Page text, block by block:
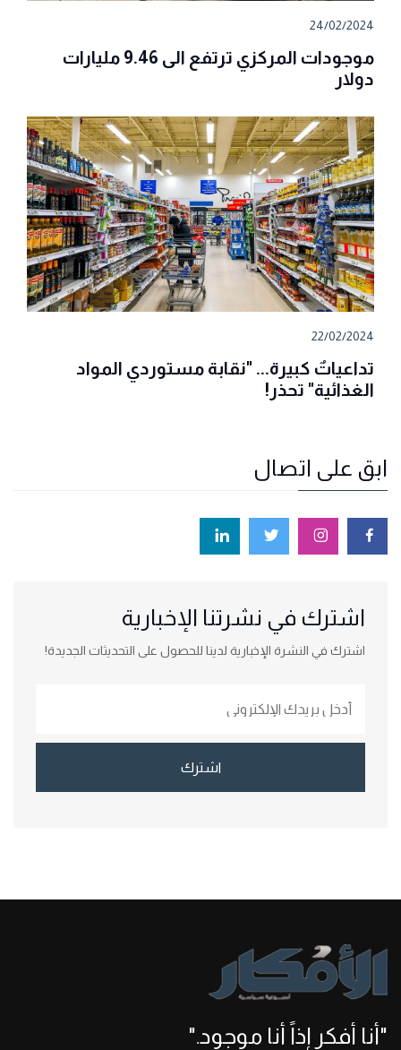
24/02/2024
موجودات المركزي ترتفع الى 9.46 مليارات
دولار
22/02/2024
تداعياتٌ كبيرة... "نقابة مستوردي المواد
الغذائية" تحذر!
ابق على اتصال
اشترك في نشرتنا الإخبارية
اشترك في النشرة الإخبارية لدينا للحصول على التحديثات الجديدة!
اشترك
"أنا أفكر إذاً أنا موجود."